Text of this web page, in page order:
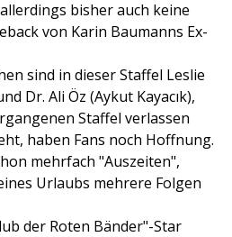
bisher auch keine
von Karin Baumanns Ex-
sind in dieser Staffel Leslie
Dr. Ali Öz (Aykut Kayacık),
Staffel verlassen
haben Fans noch Hoffnung.
mehrfach "Auszeiten",
Urlaubs mehrere Folgen
der Roten Bänder"-Star